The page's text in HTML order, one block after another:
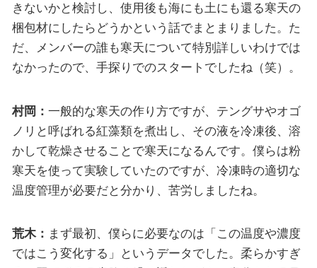
きないかと検討し、使用後も海にも土にも還る寒天の
梱包材にしたらどうかという話でまとまりました。た
だ、メンバーの誰も寒天について特別詳しいわけでは
なかったので、手探りでのスタートでしたね（笑）。
村岡： 一般的な寒天の作り方ですが、テングサやオゴ
ノリと呼ばれる紅藻類を煮出し、その液を冷凍後、溶
かして乾燥させることで寒天になるんです。僕らは粉
寒天を使って実験していたのですが、冷凍時の適切な
温度管理が必要だと分かり、苦労しましたね。
荒木： まず最初、僕らに必要なのは「この温度や濃度
ではこう変化する」というデータでした。柔らかすぎ